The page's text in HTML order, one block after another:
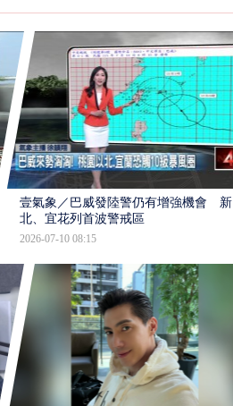
壹氣象／巴威發陸警仍有增強機會 新
北、宜花列首波警戒區
2026-07-10 08:15